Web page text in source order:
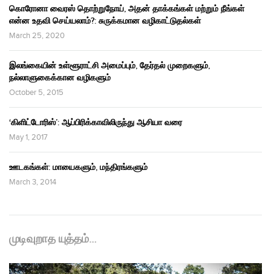
கொரோனா வைரஸ் தொற்றுநோய், அதன் தாக்கங்கள் மற்றும் நீங்கள்
என்ன உதவி செய்யலாம்?: சுருக்கமான வழிகாட்டுதல்கள்
March 25, 2020
இலங்கையின் உள்ளூராட்சி அமைப்பும், தேர்தல் முறைகளும்,
நல்லாளுகைக்கான வழிகளும்
October 5, 2015
‘கிளிட்டோரிஸ்’: ஆப்பிரிக்காவிலிருந்து ஆசியா வரை
May 1, 2017
ஊடகங்கள்: மாயைகளும், மந்திரங்களும்
March 3, 2014
முடிவுறாத யுத்தம்…